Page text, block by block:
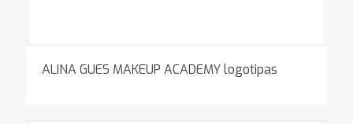
ALINA GUES MAKEUP ACADEMY logotipas